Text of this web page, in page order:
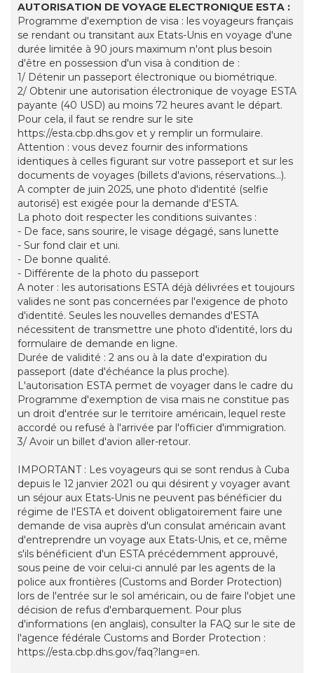
AUTORISATION DE VOYAGE ELECTRONIQUE ESTA :
Programme d'exemption de visa : les voyageurs français
se rendant ou transitant aux Etats-Unis en voyage d'une
durée limitée à 90 jours maximum n'ont plus besoin
d'être en possession d'un visa à condition de :
1/ Détenir un passeport électronique ou biométrique.
2/ Obtenir une autorisation électronique de voyage ESTA
payante (40 USD) au moins 72 heures avant le départ.
Pour cela, il faut se rendre sur le site
https://esta.cbp.dhs.gov et y remplir un formulaire.
Attention : vous devez fournir des informations
identiques à celles figurant sur votre passeport et sur les
documents de voyages (billets d'avions, réservations...).
A compter de juin 2025, une photo d'identité (selfie
autorisé) est exigée pour la demande d'ESTA.
La photo doit respecter les conditions suivantes :
- De face, sans sourire, le visage dégagé, sans lunette
- Sur fond clair et uni.
- De bonne qualité.
- Différente de la photo du passeport
A noter : les autorisations ESTA déjà délivrées et toujours
valides ne sont pas concernées par l'exigence de photo
d'identité. Seules les nouvelles demandes d'ESTA
nécessitent de transmettre une photo d'identité, lors du
formulaire de demande en ligne.
Durée de validité : 2 ans ou à la date d'expiration du
passeport (date d'échéance la plus proche).
L'autorisation ESTA permet de voyager dans le cadre du
Programme d'exemption de visa mais ne constitue pas
un droit d'entrée sur le territoire américain, lequel reste
accordé ou refusé à l'arrivée par l'officier d'immigration.
3/ Avoir un billet d'avion aller-retour.
IMPORTANT : Les voyageurs qui se sont rendus à Cuba
depuis le 12 janvier 2021 ou qui désirent y voyager avant
un séjour aux Etats-Unis ne peuvent pas bénéficier du
régime de l'ESTA et doivent obligatoirement faire une
demande de visa auprès d'un consulat américain avant
d'entreprendre un voyage aux Etats-Unis, et ce, même
s'ils bénéficient d'un ESTA précédemment approuvé,
sous peine de voir celui-ci annulé par les agents de la
police aux frontières (Customs and Border Protection)
lors de l'entrée sur le sol américain, ou de faire l'objet une
décision de refus d'embarquement. Pour plus
d'informations (en anglais), consulter la FAQ sur le site de
l'agence fédérale Customs and Border Protection :
https://esta.cbp.dhs.gov/faq?lang=en.